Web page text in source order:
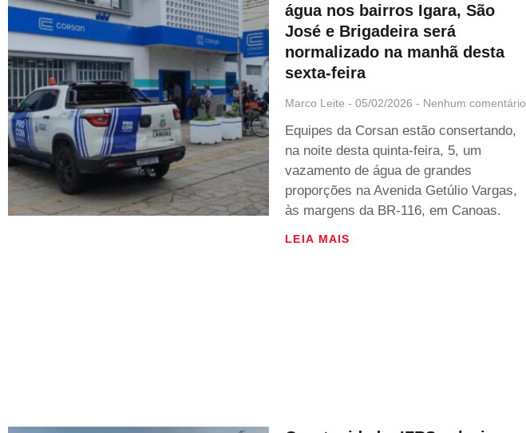
água nos bairros Igara, São
José e Brigadeira será
normalizado na manhã desta
sexta-feira
Marco Leite 05/02/2026 Nenhum comentário
Equipes da Corsan estão consertando,
na noite desta quinta-feira, 5, um
vazamento de água de grandes
proporções na Avenida Getúlio Vargas,
às margens da BR-116, em Canoas.
LEIA MAIS